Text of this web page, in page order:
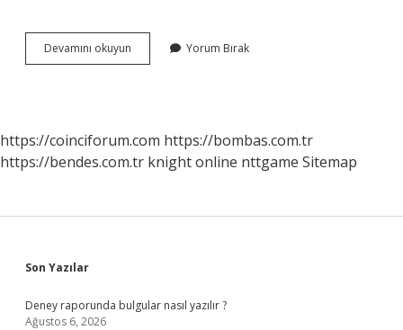
Devamını okuyun Alıntılama
Ne
Yorum Bırak
https://coinciforum.com https://bombas.com.tr
https://bendes.com.tr knight online nttgame Sitemap
Sidebar
Son Yazılar
Deney raporunda bulgular nasıl yazılır ?
Ağustos 6, 2026